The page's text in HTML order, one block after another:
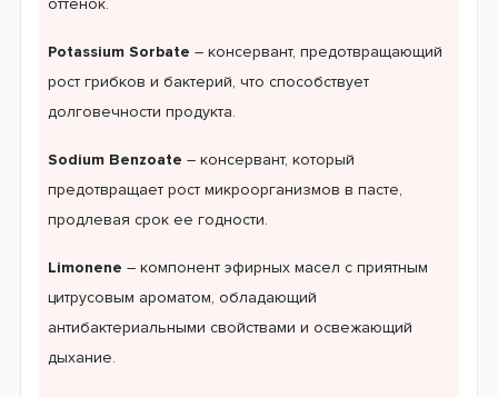
оттенок.
Potassium Sorbate – консервант, предотвращающий
рост грибков и бактерий, что способствует
долговечности продукта.
Sodium Benzoate – консервант, который
предотвращает рост микроорганизмов в пасте,
продлевая срок ее годности.
Limonene – компонент эфирных масел с приятным
цитрусовым ароматом, обладающий
антибактериальными свойствами и освежающий
дыхание.